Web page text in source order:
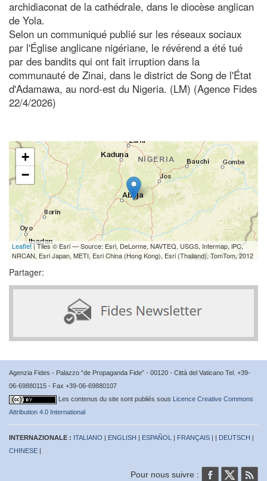
archidiaconat de la cathédrale, dans le diocèse anglican
de Yola.
Selon un communiqué publié sur les réseaux sociaux
par l'Église anglicane nigériane, le révérend a été tué
par des bandits qui ont fait irruption dans la
communauté de Zinai, dans le district de Song de l'État
d'Adamawa, au nord-est du Nigeria. (LM) (Agence Fides
22/4/2026)
+
−
Leaflet| Tiles © Esri — Source: Esri, DeLorme, NAVTEQ, USGS, Intermap, iPC,
NRCAN, Esri Japan, METI, Esri China (Hong Kong), Esri (Thailand), TomTom, 2012
Partager:
Agenzia Fides - Palazzo “de Propaganda Fide” - 00120 - Città del Vaticano Tel. +39-
06-69880115 - Fax +39-06-69880107
Les contenus du site sont publiés sous Licence Creative Commons
Attribution 4.0 International
INTERNAZIONALE : ITALIANO | ENGLISH | ESPAÑOL | FRANÇAIS | | DEUTSCH |
CHINESE |
Pour nous suivre :